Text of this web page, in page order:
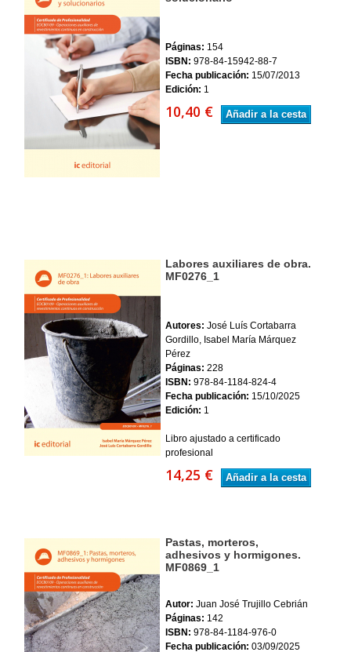
Páginas: 154
ISBN: 978-84-15942-88-7
Fecha publicación: 15/07/2013
Edición: 1
10,40 € Añadir a la cesta
Labores auxiliares de obra.
MF0276_1
Autores: José Luís Cortabarra
Gordillo, Isabel María Márquez
Pérez
Páginas: 228
ISBN: 978-84-1184-824-4
Fecha publicación: 15/10/2025
Edición: 1
Libro ajustado a certificado
profesional
14,25 € Añadir a la cesta
Pastas, morteros,
adhesivos y hormigones.
MF0869_1
Autor: Juan José Trujillo Cebrián
Páginas: 142
ISBN: 978-84-1184-976-0
Fecha publicación: 03/09/2025